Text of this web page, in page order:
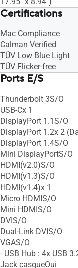
Certifications
Mac Compliance
Calman Verified
TÜV Low Blue Light
TÜV Flicker-free
Ports E/S
Thunderbolt 3S/O
USB-Cx 1
DisplayPort 1.1S/O
DisplayPort 1.2x 2
DisplayPort 1.4S/O
Mini DisplayPortS/O
HDMI(v2.0)S/O
HDMI(v1.3)S/O
HDMI(v1.4)x 1
Micro HDMIS/O
Mini HDMIS/O
DVIS/O
Dual-Link DVIS/O
VGAS/O
- USB Hub : 4x USB
Jack casqueOui